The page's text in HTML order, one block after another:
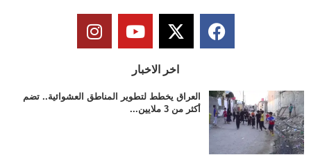
اخر الاخبار
العراق يخطط لتطوير المناطق العشوائية.. تضم
أكثر من 3 ملايين...